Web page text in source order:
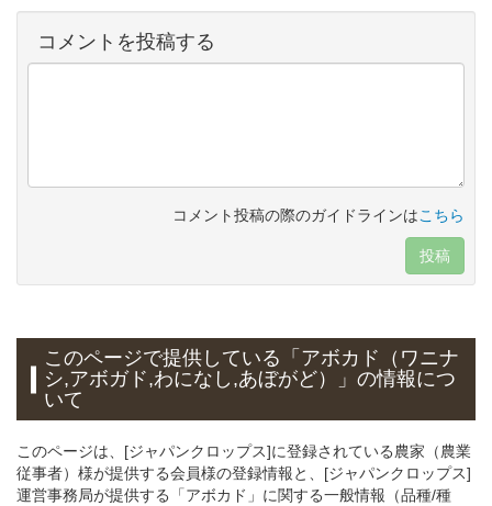
コメントを投稿する
コメント投稿の際のガイドラインはこちら
投稿
このページで提供している 「アボカド（ワニナ
シ,アボガド,わになし,あぼがど）」の情報につ
いて
このページは、[ジャパンクロップス]に登録されている農家（農業
従事者）様が提供する会員様の登録情報と、[ジャパンクロップス]
運営事務局が提供する「アボカド」に関する一般情報（品種/種